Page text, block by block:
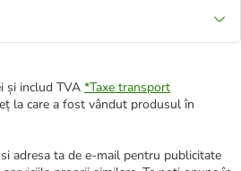
și includ TVA *Taxe transport
la care a fost vândut produsul în
adresa ta de e-mail pentru publicitate